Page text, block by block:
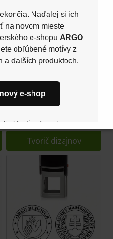
Vlastný drevený obal
na mobil
Tvorič dizajnov
Naďalej si ich
na novom mieste
e-shopu ARGO
obľúbené motívy z
a ďalších produktoch.
e-shop
súčasťou Argostore
vás aj naďalej na novom